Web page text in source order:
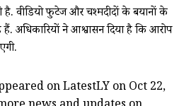
वीडियो फुटेज और चश्मदीदों के बयानों के
अधिकारियों ने आश्वासन दिया है कि आरोप
on LatestLY on Oct 22,